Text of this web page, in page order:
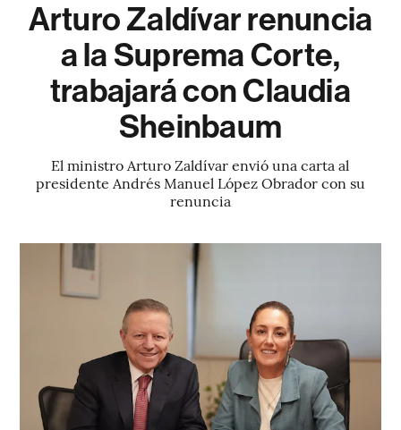
Arturo Zaldívar renuncia
a la Suprema Corte,
trabajará con Claudia
Sheinbaum
El ministro Arturo Zaldívar envió una carta al
presidente Andrés Manuel López Obrador con su
renuncia